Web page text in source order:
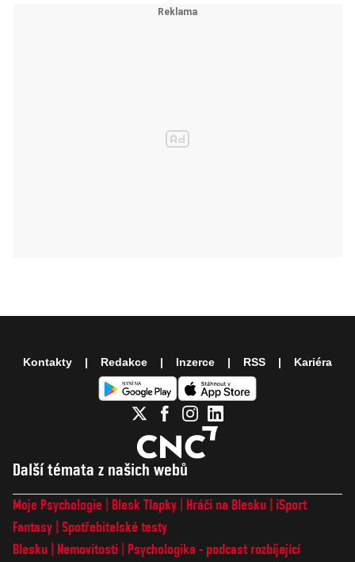
Další témata z našich webů
Moje Psychologie Blesk Tlapky Hráči na Blesku
iSport
Fantasy Spotřebitelské testy
Blesku
Nemovitosti
Psychologika - podcast rozbíjející
Kontakty Redakce Inzerce RSS Kariéra